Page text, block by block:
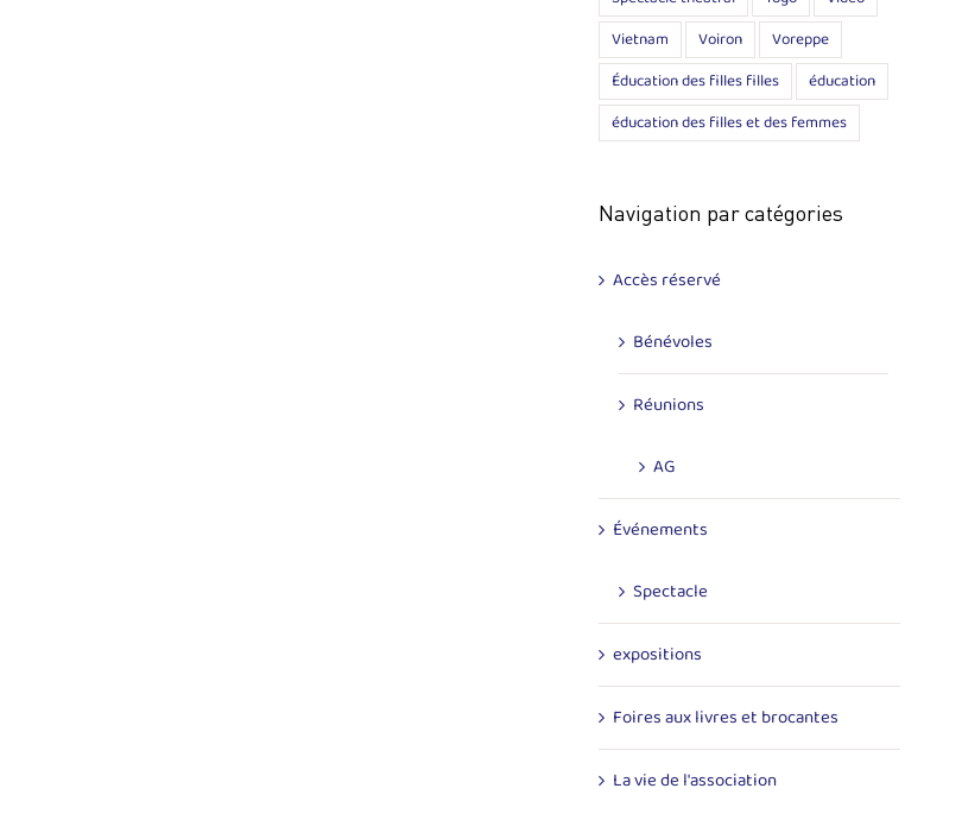
Vietnam
Voiron
Voreppe
Éducation des filles filles
éducation
éducation des filles et des femmes
Navigation par catégories
Accès réservé
Bénévoles
Réunions
AG
Événements
Spectacle
expositions
Foires aux livres et brocantes
La vie de l'association